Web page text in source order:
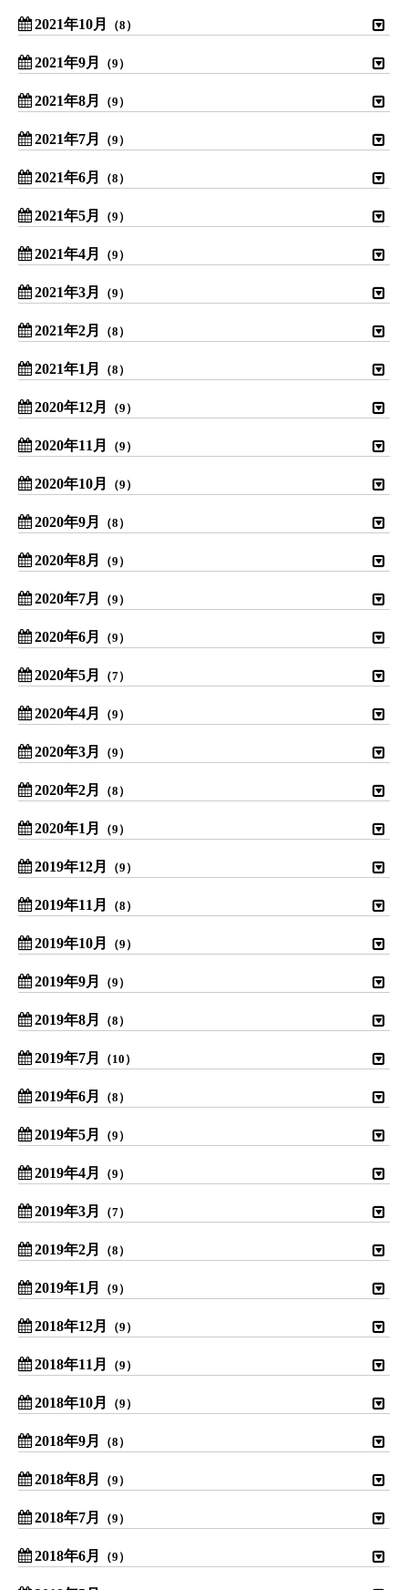
2021年10月 （8）
2021年9月 （9）
2021年8月 （9）
2021年7月 （9）
2021年6月 （8）
2021年5月 （9）
2021年4月 （9）
2021年3月 （9）
2021年2月 （8）
2021年1月 （8）
2020年12月 （9）
2020年11月 （9）
2020年10月 （9）
2020年9月 （8）
2020年8月 （9）
2020年7月 （9）
2020年6月 （9）
2020年5月 （7）
2020年4月 （9）
2020年3月 （9）
2020年2月 （8）
2020年1月 （9）
2019年12月 （9）
2019年11月 （8）
2019年10月 （9）
2019年9月 （9）
2019年8月 （8）
2019年7月 （10）
2019年6月 （8）
2019年5月 （9）
2019年4月 （9）
2019年3月 （7）
2019年2月 （8）
2019年1月 （9）
2018年12月 （9）
2018年11月 （9）
2018年10月 （9）
2018年9月 （8）
2018年8月 （9）
2018年7月 （9）
2018年6月 （9）